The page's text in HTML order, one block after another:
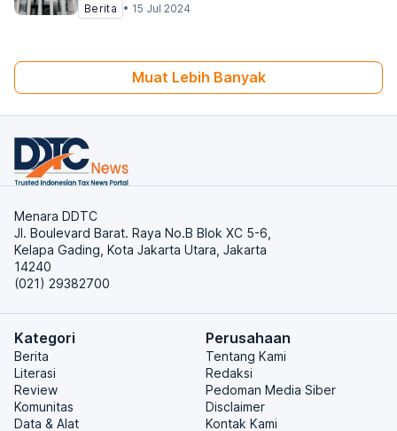
Berita • 15 Jul 2024
Muat Lebih Banyak
Menara DDTC
Jl. Boulevard Barat. Raya No.B Blok XC 5-6,
Kelapa Gading, Kota Jakarta Utara, Jakarta
14240
(021) 29382700
Kategori
Berita
Literasi
Review
Komunitas
Data & Alat
Perusahaan
Tentang Kami
Redaksi
Pedoman Media Siber
Disclaimer
Kontak Kami